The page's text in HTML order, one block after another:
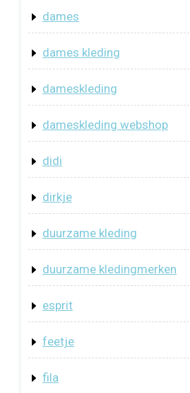
dames
dames kleding
dameskleding
dameskleding webshop
didi
dirkje
duurzame kleding
duurzame kledingmerken
esprit
feetje
fila